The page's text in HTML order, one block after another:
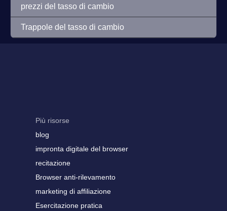
prezzi del tasso di cambio
Trappole del tasso di cambio
Più risorse
blog
impronta digitale del browser
recitazione
Browser anti-rilevamento
marketing di affiliazione
Esercitazione pratica